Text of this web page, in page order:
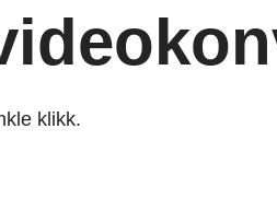
klikk.